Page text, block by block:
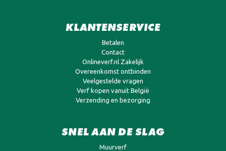
KLANTENSERVICE
Betalen
Contact
Onlineverf.nl Zakelijk
Overeenkomst ontbinden
Veelgestelde vragen
Verf kopen vanuit België
Verzending en bezorging
SNEL AAN DE SLAG
Muurverf